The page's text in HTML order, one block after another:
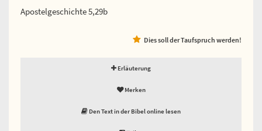
Apostelgeschichte 5,29b
Dies soll der Taufspruch werden!
Erläuterung
Merken
Den Text in der Bibel online lesen